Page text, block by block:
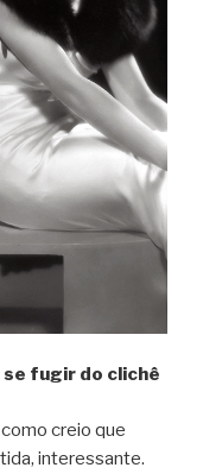
se fugir do clichê
creio que
interessante.